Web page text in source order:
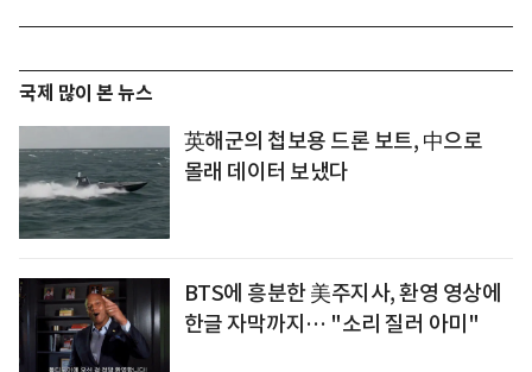
국제 많이 본 뉴스
英해군의 첩보용 드론 보트, 中으로
몰래 데이터 보냈다
BTS에 흥분한 美주지사, 환영 영상에
한글 자막까지… "소리 질러 아미"